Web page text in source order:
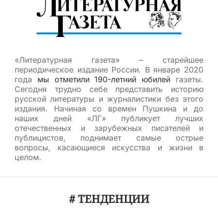
«Литературная газета» – старейшее
периодическое издание России. В январе 2020
года мы отметили 190-летний юбилей газеты.
Сегодня трудно себе представить историю
русской литературы и журналистики без этого
издания. Начиная со времен Пушкина и до
наших дней «ЛГ» публикует лучших
отечественных и зарубежных писателей и
публицистов, поднимает самые острые
вопросы, касающиеся искусства и жизни в
целом.
# ТЕНДЕНЦИИ